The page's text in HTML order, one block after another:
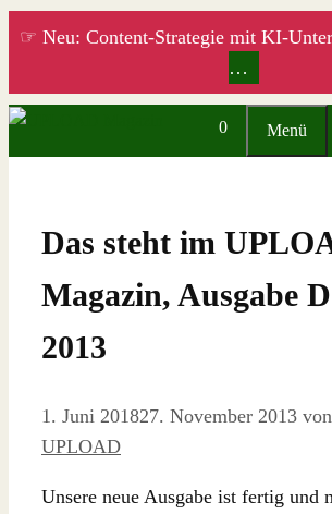
Zum
☞ Neu: Content-Strategie mit KI-
…
0 Menü
Das steht im
Magazin, Ausgabe
2013
1. Juni 201827. November 2013 von
UPLOAD
Unsere neue Ausgabe ist fertig und